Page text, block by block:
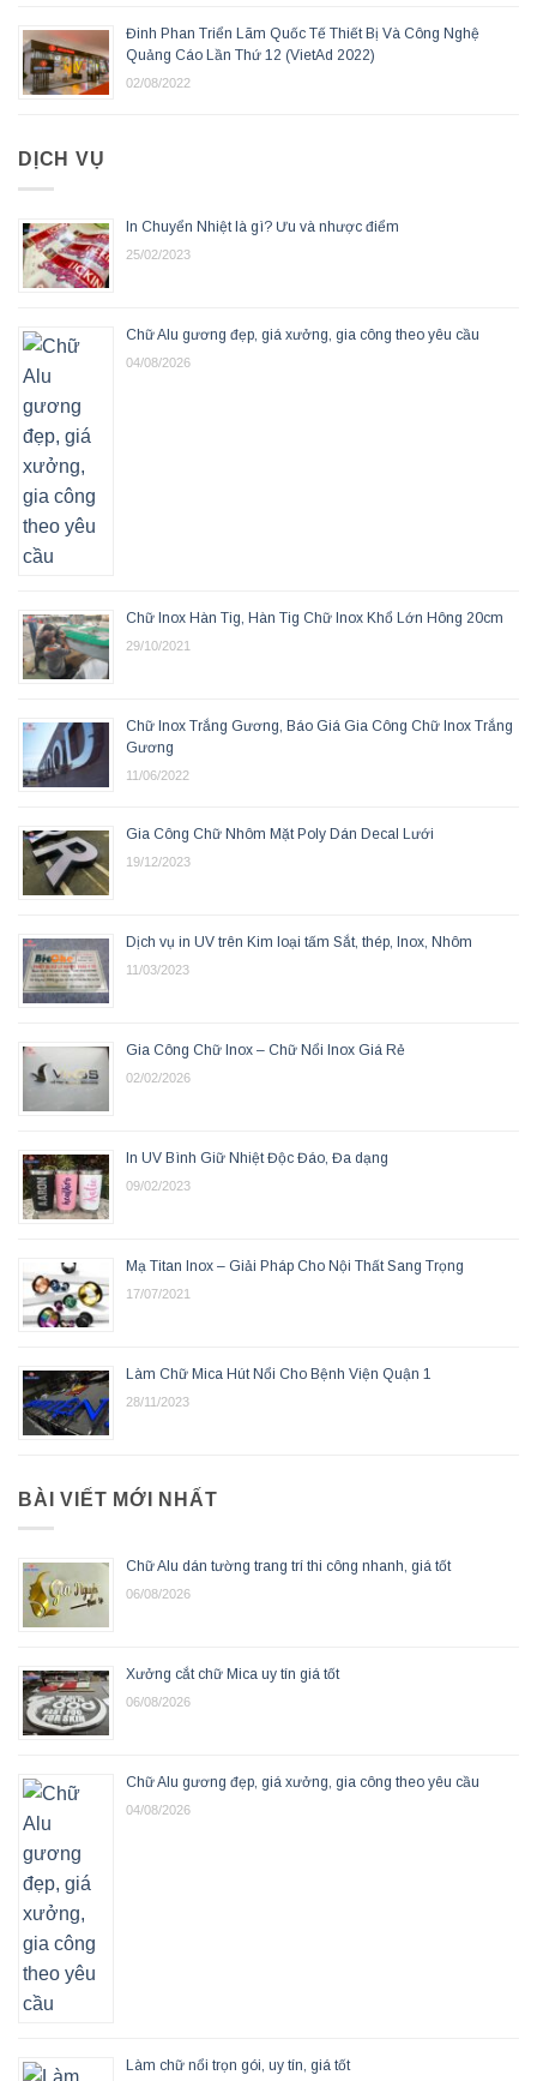
Đinh Phan Triển Lãm Quốc Tế Thiết Bị Và Công Nghệ
Quảng Cáo Lần Thứ 12 (VietAd 2022)
02/08/2022
DỊCH VỤ
In Chuyển Nhiệt là gì? Ưu và nhược điểm
25/02/2023
Chữ Alu gương đẹp, giá xưởng, gia công theo yêu cầu
04/08/2026
Chữ Inox Hàn Tig, Hàn Tig Chữ Inox Khổ Lớn Hông 20cm
29/10/2021
Chữ Inox Trắng Gương, Báo Giá Gia Công Chữ Inox Trắng
Gương
11/06/2022
Gia Công Chữ Nhôm Mặt Poly Dán Decal Lưới
19/12/2023
Dịch vụ in UV trên Kim loại tấm Sắt, thép, Inox, Nhôm
11/03/2023
Gia Công Chữ Inox – Chữ Nổi Inox Giá Rẻ
02/02/2026
In UV Bình Giữ Nhiệt Độc Đáo, Đa dạng
09/02/2023
Mạ Titan Inox – Giải Pháp Cho Nội Thất Sang Trọng
17/07/2021
Làm Chữ Mica Hút Nổi Cho Bệnh Viện Quận 1
28/11/2023
BÀI VIẾT MỚI NHẤT
Chữ Alu dán tường trang trí thi công nhanh, giá tốt
06/08/2026
Xưởng cắt chữ Mica uy tín giá tốt
06/08/2026
Chữ Alu gương đẹp, giá xưởng, gia công theo yêu cầu
04/08/2026
Làm chữ nổi trọn gói, uy tín, giá tốt